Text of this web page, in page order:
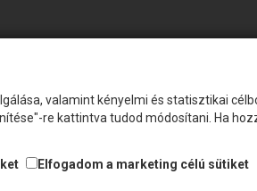
valamint kényelmi és statisztikai
re kattintva tudod módosítani. Ha
Elfogadom a marketing célú sütiket